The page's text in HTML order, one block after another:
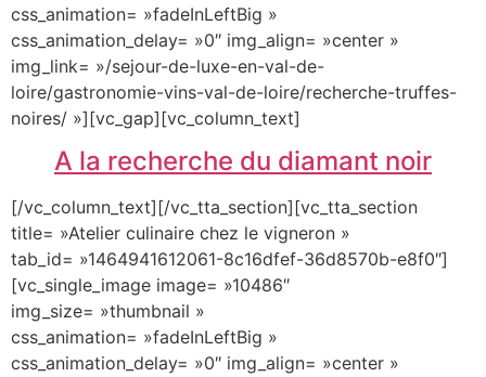
css_animation= »fadeInLeftBig »
css_animation_delay= »0″ img_align= »center »
img_link= »/sejour-de-luxe-en-val-de-
loire/gastronomie-vins-val-de-loire/recherche-truffes-
noires/ »][vc_gap][vc_column_text]
A la recherche du diamant noir
[/vc_column_text][/vc_tta_section][vc_tta_section
title= »Atelier culinaire chez le vigneron »
tab_id= »1464941612061-8c16dfef-36d8570b-e8f0″]
[vc_single_image image= »10486″
img_size= »thumbnail »
css_animation= »fadeInLeftBig »
css_animation_delay= »0″ img_align= »center »